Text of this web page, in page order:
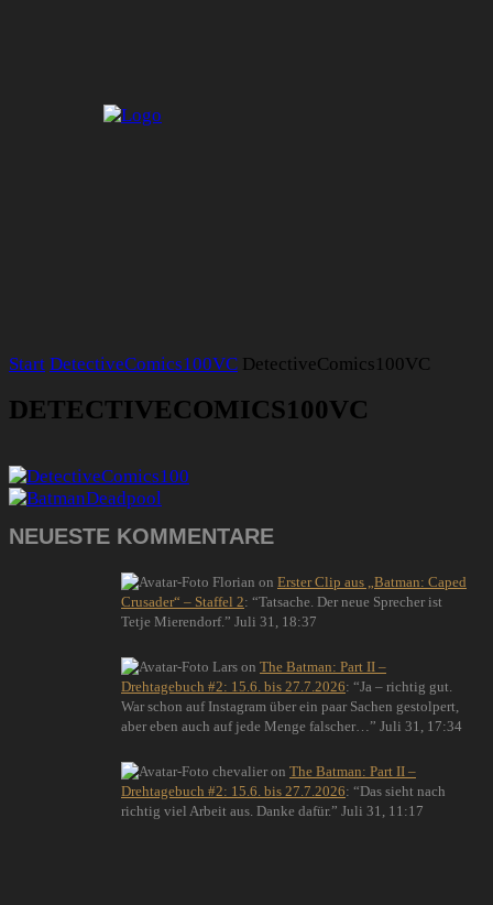
Start DetectiveComics100VC DetectiveComics100VC
DETECTIVECOMICS100VC
NEUESTE KOMMENTARE
Florian on Erster Clip aus „Batman: Caped
Crusader“ – Staffel 2: “Tatsache. Der neue Sprecher ist
Tetje Mierendorf. ” Juli 31, 18:37
Lars on The Batman: Part II –
Drehtagebuch #2: 15.6. bis 27.7.2026: “Ja – richtig gut.
War schon auf Instagram über ein paar Sachen gestolpert,
aber eben auch auf jede Menge falscher… ” Juli 31, 17:34
chevalier on The Batman: Part II –
Drehtagebuch #2: 15.6. bis 27.7.2026: “Das sieht nach
richtig viel Arbeit aus. Danke dafür. ” Juli 31, 11:17